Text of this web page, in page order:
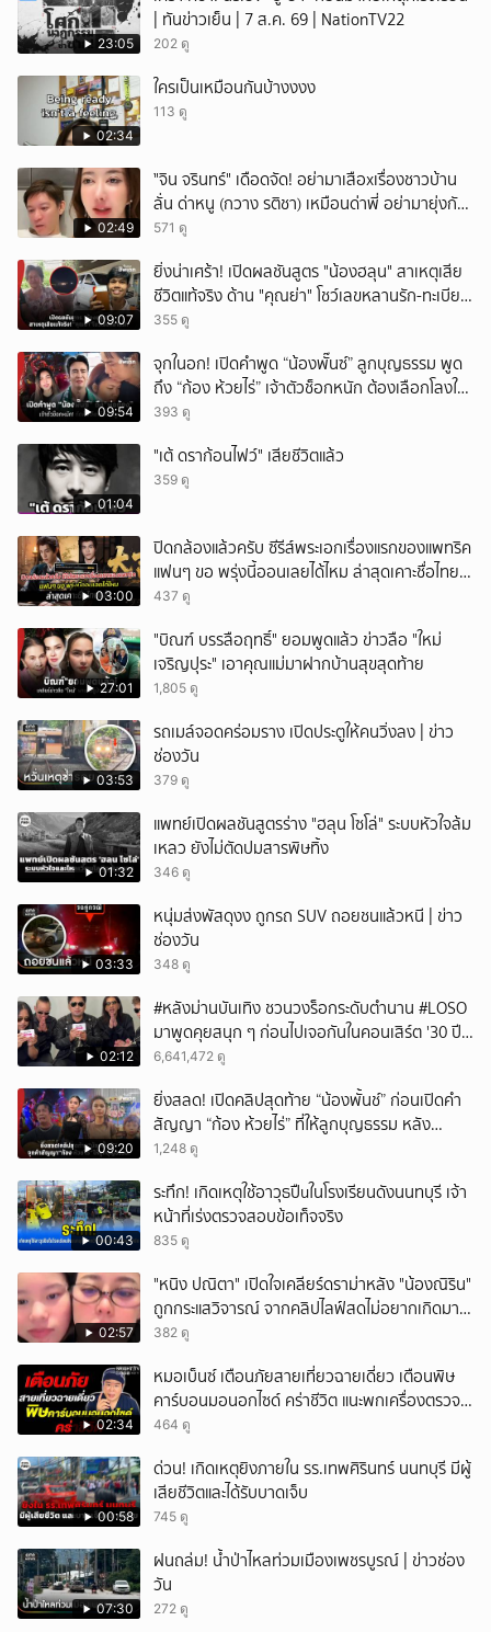
23:05
| ทันข่าวเย็น | 7 ส.ค. 69 | NationTV22
202 ดู
02:34
ใครเป็นเหมือนกันบ้างงงง
113 ดู
02:49
ั่"จิน จรินทร์" เดือดจัด! อย่ามาเสือxเรื่องชาวบ้าน
ลั่น ด่าหนู (กวาง รติชา) เหมือนด่าพี่ อย่ามายุ่งกับ
คนของผม จบ!!!
571 ดู
09:07
ยิ่งน่าเศร้า! เปิดผลชันสูตร "น้องฮลุน" สาเหตุเสีย
ชีวิตแท้จริง ด้าน "คุณย่า" โชว์เลขหลานรัก-ทะเบียน
รถเคลื่อนร่าง!
355 ดู
09:54
จุกในอก! เปิดคำพูด “น้องพั๊นซ์” ลูกบุญธรรม พูด
ถึง “ก้อง ห้วยไร่” เจ้าตัวช็อกหนัก ต้องเลือกโลงให้
ลูก!
393 ดู
01:04
"เต้ ดราก้อนไฟว์" เสียชีวิตแล้ว
359 ดู
03:00
ปิดกล้องแล้วครับ ซีรีส์พระเอกเรื่องแรกของแพทริค
แฟนๆ ขอ พรุ่งนี้ออนเลยได้ไหม ล่าสุดเคาะชื่อไทย
แล้ว
437 ดู
27:01
"บิณฑ์ บรรลือฤทธิ์" ยอมพูดแล้ว ข่าวลือ "ใหม่
เจริญปุระ" เอาคุณแม่มาฝากบ้านสุขสุดท้าย
1,805 ดู
03:53
รถเมล์จอดคร่อมราง เปิดประตูให้คนวิ่งลง | ข่าว
ช่องวัน
379 ดู
01:32
แพทย์เปิดผลชันสูตรร่าง "ฮลุน โซโล่" ระบบหัวใจล้ม
เหลว ยังไม่ตัดปมสารพิษทิ้ง
346 ดู
03:33
หนุ่มส่งพัสดุงง ถูกรถ SUV ถอยชนแล้วหนี | ข่าว
ช่องวัน
348 ดู
02:12
#หลังม่านบันเทิง ชวนวงร็อกระดับตำนาน #LOSO
มาพูดคุยสนุก ๆ ก่อนไปเจอกันในคอนเสิร์ต '30 ปี
LOSO นานเท่าไรก็รอ'
6,641,472 ดู
09:20
ยิ่งสลด! เปิดคลิปสุดท้าย “น้องพั้นช์” ก่อนเปิดคำ
สัญญา “ก้อง ห้วยไร่” ที่ให้ลูกบุญธรรม หลัง
ลาโลก!
1,248 ดู
00:43
ระทึก! เกิดเหตุใช้อาวุธปืuในโรงเรียนดังนนทบุรี เจ้า
หน้าที่เร่งตรวจสอบข้อเท็จจริง
835 ดู
02:57
"หนิง ปณิตา" เปิดใจเคลียร์ดราม่าหลัง "น้องณิริน"
ถูกกระแสวิจารณ์ จากคลิปไลฟ์สดไม่อยากเกิดมา
หน้าเหมือนพ่อ
382 ดู
02:34
หมอเบ็นซ์ เตือนภัยสายเที่ยวฉายเดี่ยว เตือนพิษ
คาร์บอนมอนอกไซด์ คร่าชีวิต แนะพกเครื่องตรวจ
วัดติดตัว
464 ดู
00:58
ด่วน! เกิดเหตุยิงภายใน รร.เทพศิรินทร์ นนทบุรี มีผู้
เสียชีวิตและได้รับบาดเจ็บ
745 ดู
07:30
ฝนถล่ม! น้ำป่าไหลท่วมเมืองเพชรบูรณ์ | ข่าวช่อง
วัน
272 ดู